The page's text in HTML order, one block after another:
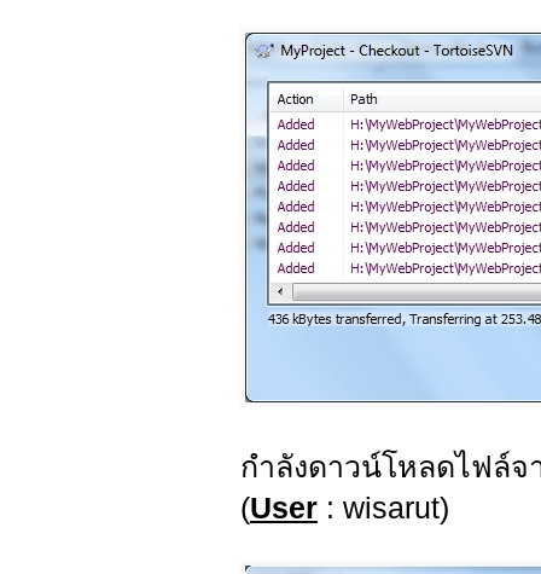
กำลังดาวน์โหลดไฟล์
(User : wisarut)